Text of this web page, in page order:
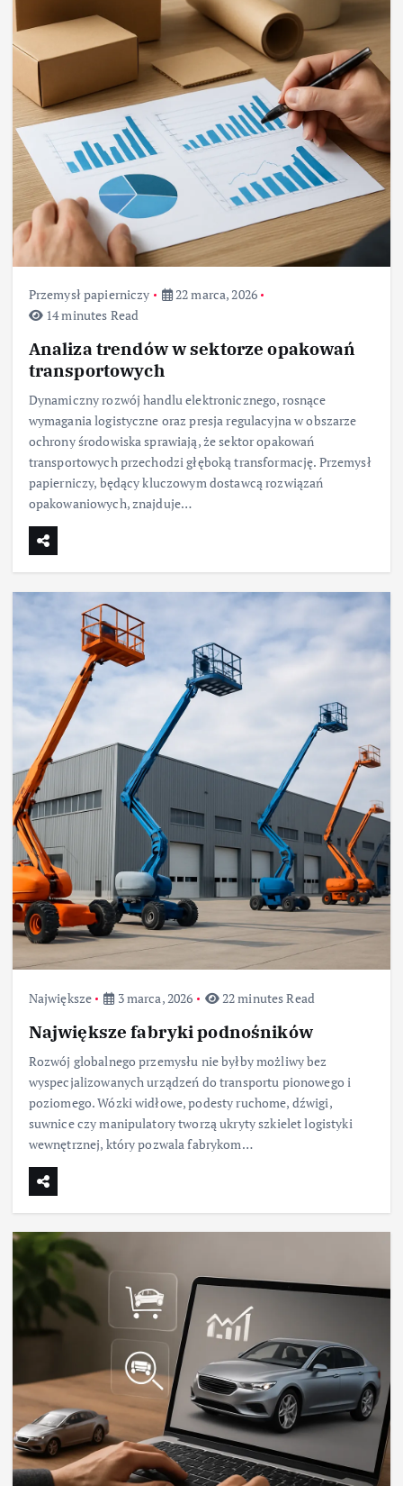
Przemysł papierniczy
22 marca, 2026
14 minutes Read
Analiza trendów w sektorze opakowań
transportowych
Dynamiczny rozwój handlu elektronicznego, rosnące
wymagania logistyczne oraz presja regulacyjna w obszarze
ochrony środowiska sprawiają, że sektor opakowań
transportowych przechodzi głęboką transformację. Przemysł
papierniczy, będący kluczowym dostawcą rozwiązań
opakowaniowych, znajduje…
Największe 3 marca, 2026 22 minutes Read
Największe fabryki podnośników
Rozwój globalnego przemysłu nie byłby możliwy bez
wyspecjalizowanych urządzeń do transportu pionowego i
poziomego. Wózki widłowe, podesty ruchome, dźwigi,
suwnice czy manipulatory tworzą ukryty szkielet logistyki
wewnętrznej, który pozwala fabrykom…